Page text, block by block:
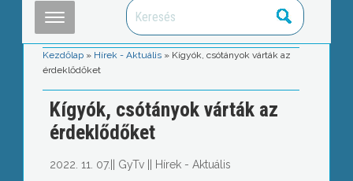
Kezdőlap » Hírek - Aktuális » Kígyók, csótányok várták az
érdeklődőket
Kígyók, csótányok várták az
érdeklődőket
2022. 11. 07. GyTv|| Hírek - Aktuális